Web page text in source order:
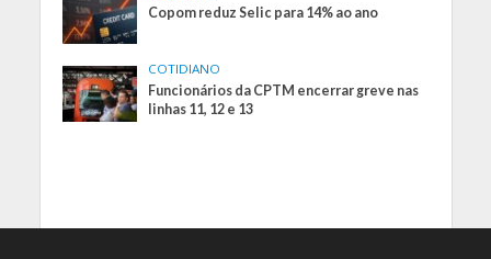
Copom reduz Selic para 14% ao ano
COTIDIANO
Funcionários da CPTM encerrar greve nas
linhas 11, 12 e 13